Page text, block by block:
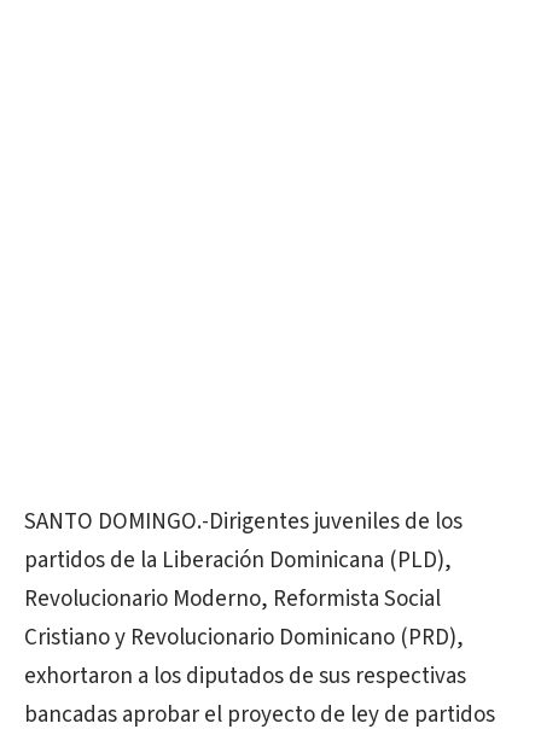
SANTO DOMINGO.-Dirigentes juveniles de los
partidos de la Liberación Dominicana (PLD),
Revolucionario Moderno, Reformista Social
Cristiano y Revolucionario Dominicano (PRD),
exhortaron a los diputados de sus respectivas
bancadas aprobar el proyecto de ley de partidos